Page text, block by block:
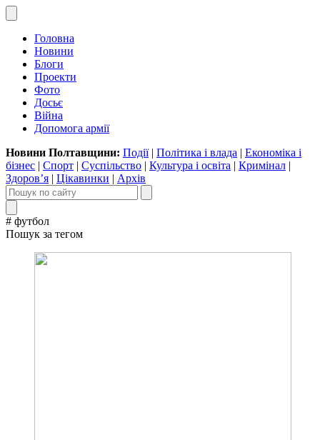
Головна
Новини
Блоги
Проекти
Фото
Досьє
Війна
Допомога армії
Новини Полтавщини: Події| Політика і влада | Економіка і
бізнес | Спорт | Суспільство | Культура і освіта | Кримінал |
Здоров’я | Цікавинки | Архів
# футбол
Пошук за тегом